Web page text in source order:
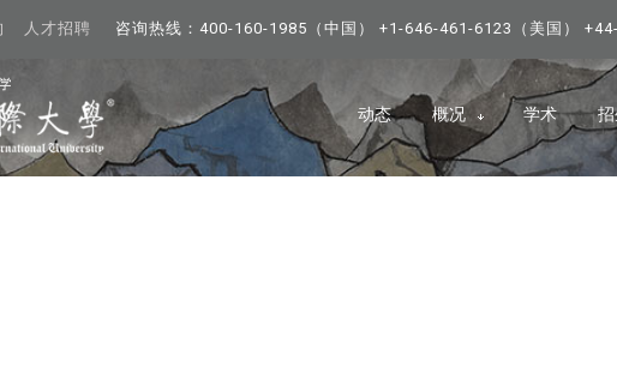
人才招聘 咨询热线：400-160-1985（中国） +1-646-461-6123（美国）
动态 概况 学术